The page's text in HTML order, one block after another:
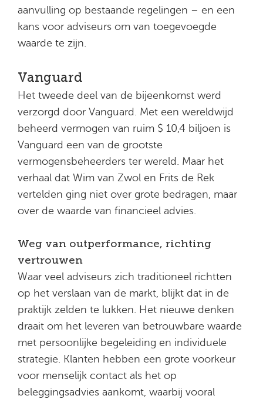
aanvulling op bestaande regelingen – en een
kans voor adviseurs om van toegevoegde
waarde te zijn.
Vanguard
Het tweede deel van de bijeenkomst werd
verzorgd door Vanguard. Met een wereldwijd
beheerd vermogen van ruim $ 10,4 biljoen is
Vanguard een van de grootste
vermogensbeheerders ter wereld. Maar het
verhaal dat Wim van Zwol en Frits de Rek
vertelden ging niet over grote bedragen, maar
over de waarde van financieel advies.
Weg van outperformance, richting
vertrouwen
Waar veel adviseurs zich traditioneel richtten
op het verslaan van de markt, blijkt dat in de
praktijk zelden te lukken. Het nieuwe denken
draait om het leveren van betrouwbare waarde
met persoonlijke begeleiding en individuele
strategie. Klanten hebben een grote voorkeur
voor menselijk contact als het op
beleggingsadvies aankomt, waarbij vooral